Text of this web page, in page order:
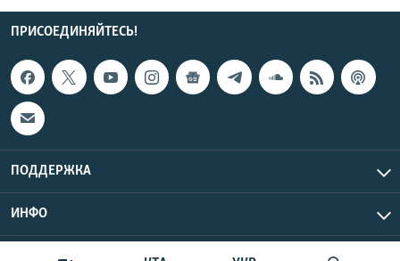
ПРИСОЕДИНЯЙТЕСЬ!
ПОДДЕРЖКА
ИНФО